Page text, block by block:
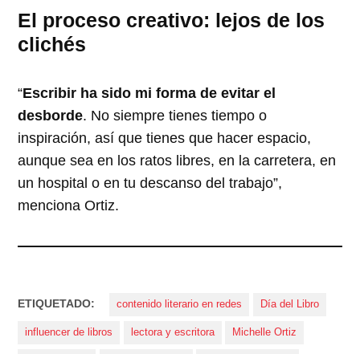
El proceso creativo: lejos de los
clichés
“Escribir ha sido mi forma de evitar el
desborde. No siempre tienes tiempo o
inspiración, así que tienes que hacer espacio,
aunque sea en los ratos libres, en la carretera, en
un hospital o en tu descanso del trabajo”,
menciona Ortiz.
ETIQUETADO: contenido literario en redes Día del Libro
influencer de libros lectora y escritora Michelle Ortiz